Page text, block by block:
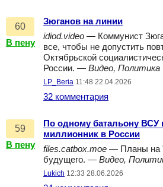
60
В пену
Зюганов на линии
idiod.video — Коммунист
все, чтобы не допустить
Октябрьской
России. — Видео, Политика
LP_Beria 11:48 22.04.2026
32 комментария
59
В пену
По одному батальону ВСУ
миллионник в России
files.catbox.moe — Планы на
будущего. — Видео,
Lukich 12:33 28.06.2026